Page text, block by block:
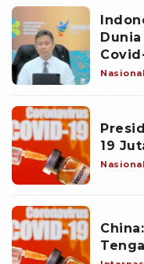
Nasional
19
Nasional